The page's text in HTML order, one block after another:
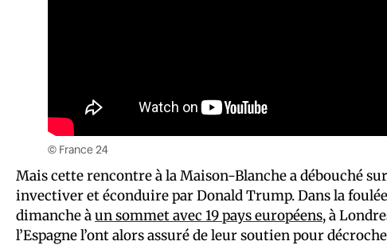
© France 24
Mais cette rencontre à la Maison-Blanche a débouché sur
invectiver et éconduire par Donald Trump. Dans la
dimanche àun sommet avec 19 pays européens, à
l’Espagne l’ont alors assuré de leur soutien pour